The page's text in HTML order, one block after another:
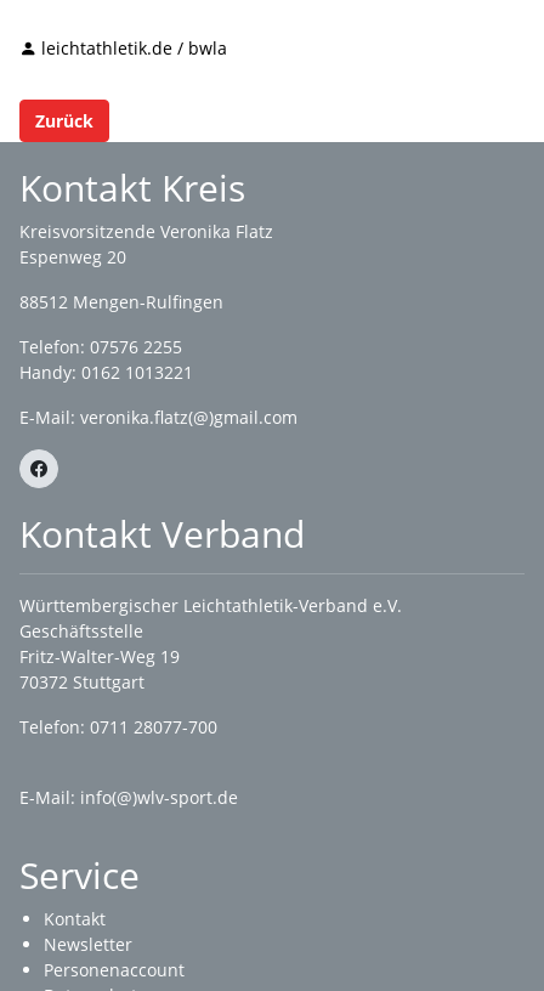
leichtathletik.de / bwla
Zurück
Kontakt Kreis
Kreisvorsitzende Veronika Flatz
Espenweg 20
88512 Mengen-Rulfingen
Telefon: 07576 2255
Handy: 0162 1013221
E-Mail: veronika.flatz(@)gmail.com
Kontakt Verband
Württembergischer Leichtathletik-Verband e.V.
Geschäftsstelle
Fritz-Walter-Weg 19
70372 Stuttgart
Telefon: 0711 28077-700
E-Mail: info(@)wlv-sport.de
Service
Kontakt
Newsletter
Personenaccount